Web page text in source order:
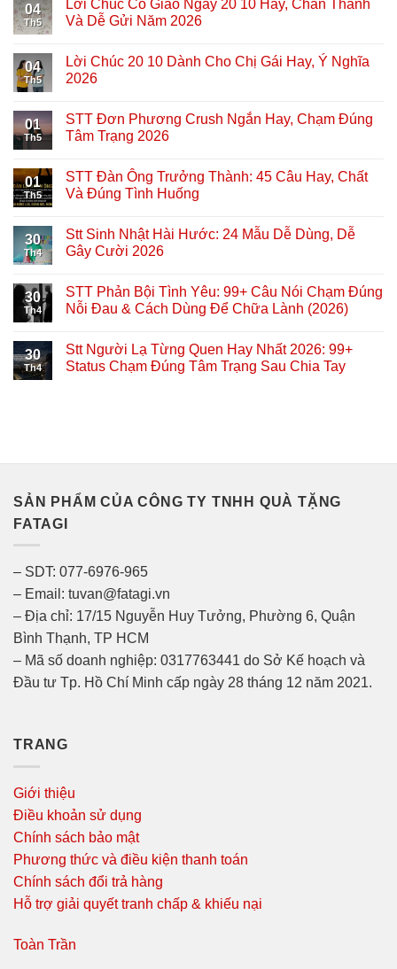
04
Th5
Lời Chúc Cô Giáo Ngày 20 10 Hay, Chân Thành
Và Dễ Gửi Năm 2026
04
Th5
Lời Chúc 20 10 Dành Cho Chị Gái Hay, Ý Nghĩa
2026
01
Th5
STT Đơn Phương Crush Ngắn Hay, Chạm Đúng
Tâm Trạng 2026
01
Th5
STT Đàn Ông Trưởng Thành: 45 Câu Hay, Chất
Và Đúng Tình Huống
30
Th4
Stt Sinh Nhật Hài Hước: 24 Mẫu Dễ Dùng, Dễ
Gây Cười 2026
30
Th4
STT Phản Bội Tình Yêu: 99+ Câu Nói Chạm Đúng
Nỗi Đau & Cách Dùng Để Chữa Lành (2026)
30
Th4
Stt Người Lạ Từng Quen Hay Nhất 2026: 99+
Status Chạm Đúng Tâm Trạng Sau Chia Tay
SẢN PHẨM CỦA CÔNG TY TNHH QUÀ TẶNG
FATAGI
– SDT: 077-6976-965
– Email: tuvan@fatagi.vn
– Địa chỉ: 17/15 Nguyễn Huy Tưởng, Phường 6, Quận
Bình Thạnh, TP HCM
– Mã số doanh nghiệp: 0317763441 do Sở Kế hoạch và
Đầu tư Tp. Hồ Chí Minh cấp ngày 28 tháng 12 năm 2021.
TRANG
Giới thiệu
Điều khoản sử dụng
Chính sách bảo mật
Phương thức và điều kiện thanh toán
Chính sách đổi trả hàng
Hỗ trợ giải quyết tranh chấp & khiếu nại
Toàn Trần